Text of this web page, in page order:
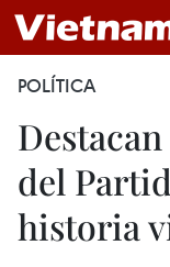
POLÍTICA
del
historia